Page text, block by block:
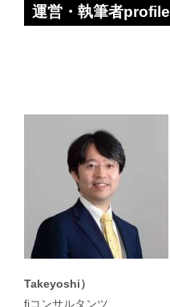
運営・執筆者profile
Takeyoshi）
fjコンサルタンツ